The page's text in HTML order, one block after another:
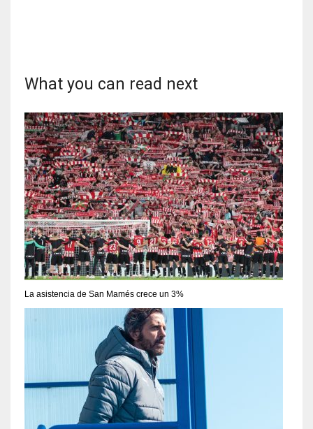
What you can read next
La asistencia de San Mamés crece un 3%